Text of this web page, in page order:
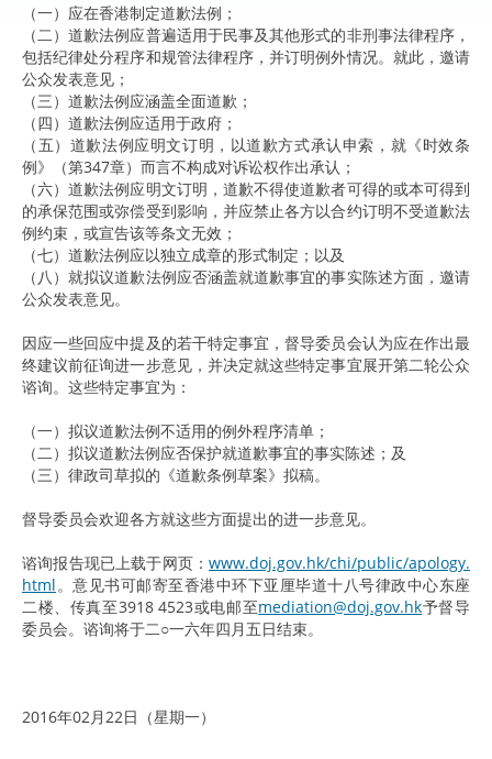
（一）应在香港制定道歉法例；
（二）道歉法例应普遍适用于民事及其他形式的非刑事法律程序，
包括纪律处分程序和规管法律程序，并订明例外情况。就此，邀请
公众发表意见；
（三）道歉法例应涵盖全面道歉；
（四）道歉法例应适用于政府；
（五）道歉法例应明文订明，以道歉方式承认申索，就《时效条
例》（第347章）而言不构成对诉讼权作出承认；
（六）道歉法例应明文订明，道歉不得使道歉者可得的或本可得到
的承保范围或弥偿受到影响，并应禁止各方以合约订明不受道歉法
例约束，或宣告该等条文无效；
（七）道歉法例应以独立成章的形式制定；以及
（八）就拟议道歉法例应否涵盖就道歉事宜的事实陈述方面，邀请
公众发表意见。
因应一些回应中提及的若干特定事宜，督导委员会认为应在作出最
终建议前征询进一步意见，并决定就这些特定事宜展开第二轮公众
谘询。这些特定事宜为：
（一）拟议道歉法例不适用的例外程序清单；
（二）拟议道歉法例应否保护就道歉事宜的事实陈述；及
（三）律政司草拟的《道歉条例草案》拟稿。
督导委员会欢迎各方就这些方面提出的进一步意见。
谘询报告现已上载于网页： www.doj.gov.hk/chi/public/apology.
html。意见书可邮寄至香港中环下亚厘毕道十八号律政中心东座
二楼、传真至3918 4523或电邮至mediation@doj.gov.hk予督导
委员会。谘询将于二○一六年四月五日结束。
2016年02月22日（星期一）